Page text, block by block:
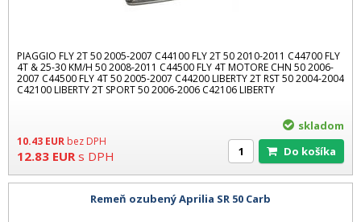
PIAGGIO FLY 2T 50 2005-2007 C44100 FLY 2T 50 2010-2011 C44700 FLY
4T & 25-30 KM/H 50 2008-2011 C44500 FLY 4T MOTORE CHN 50 2006-
2007 C44500 FLY 4T 50 2005-2007 C44200 LIBERTY 2T RST 50 2004-2004
C42100 LIBERTY 2T SPORT 50 2006-2006 C42106 LIBERTY
10.43 EUR bez DPH
12.83 EUR s DPH
skladom
Do košíka
Remeň ozubený Aprilia SR 50 Carb